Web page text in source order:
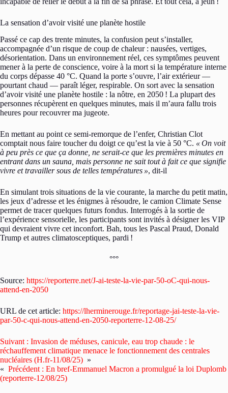
La sensation d’avoir visité une planète hostile
Passé ce cap des trente minutes, la confusion peut s’installer,
accompagnée d’un risque de coup de chaleur : nausées, vertiges,
désorientation. Dans un environnement réel, ces symptômes peuvent
mener à la perte de conscience, voire à la mort si la température interne
du corps dépasse 40 °C. Quand la porte s’ouvre, l’air extérieur —
pourtant chaud — paraît léger, respirable. On sort avec la sensation
d’avoir visité une planète hostile : la nôtre, en 2050 ! La plupart des
personnes récupèrent en quelques minutes, mais il m’aura fallu trois
heures pour recouvrer ma jugeote.
En mettant au point ce semi-remorque de l’enfer, Christian Clot
comptait nous faire toucher du doigt ce qu’est la vie à 50 °C. «On voit
à peu près ce que ça donne, ne serait-ce que les premières minutes en
entrant dans un sauna, mais personne ne sait tout à fait ce que signifie
vivre et travailler sous de telles températures », dit-il
En simulant trois situations de la vie courante, la marche du petit matin,
les jeux d’adresse et les énigmes à résoudre, le camion Climate Sense
permet de tracer quelques futurs fondus. Interrogés à la sortie de
l’expérience sensorielle, les participants sont invités à désigner les VIP
qui devraient vivre cet inconfort. Bah, tous les Pascal Praud, Donald
Trump et autres climatosceptiques, pardi !
°°°
Source: https://reporterre.net/J-ai-teste-la-vie-par-50-oC-qui-nous-
attend-en-2050
URL de cet article: https://lherminerouge.fr/reportage-jai-teste-la-vie-
par-50-c-qui-nous-attend-en-2050-reporterre-12-08-25/
Suivant : Invasion de méduses, canicule, eau trop chaude : le
réchauffement climatique menace le fonctionnement des centrales
nucléaires (H.fr-11/08/25) »
« Précédent : En bref-Emmanuel Macron a promulgué la loi Duplomb
(reporterre-12/08/25)